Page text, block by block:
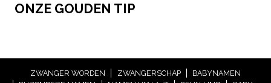
ONZE GOUDEN TIP
ZWANGER WORDEN ZWANGERSCHAP
BABYNAMEN